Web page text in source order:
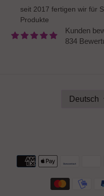
seit 2017 fertigen wir für
Produkte
Kunden
834
Deutsch